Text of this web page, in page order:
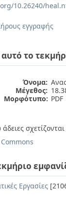
10.26240/
εγγραφής
το
Όνομα:
Μέγεθος:
Μορφότυπο: PDF
Εργασίες